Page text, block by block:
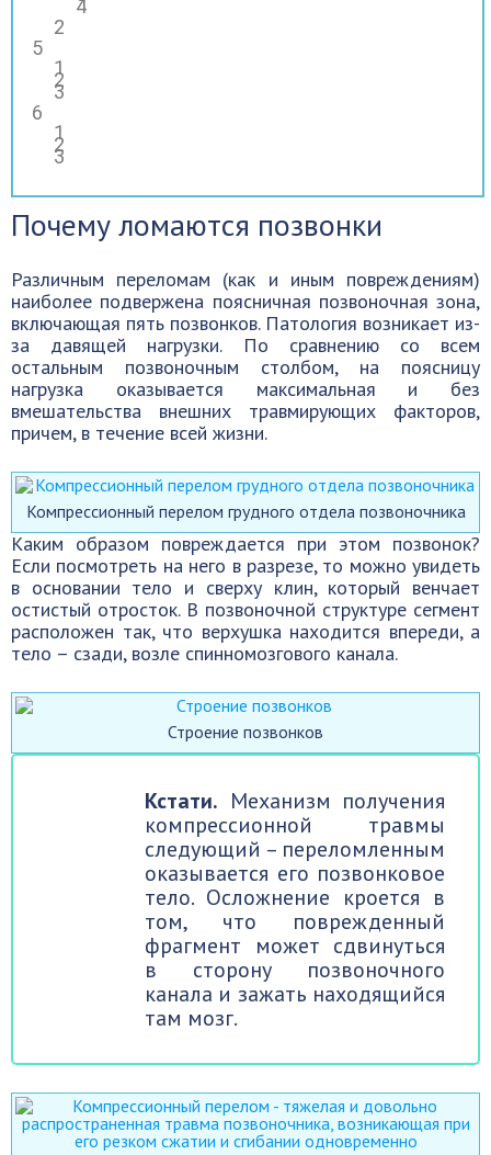
Почему ломаются позвонки
Различным переломам (как и иным повреждениям)
наиболее подвержена поясничная позвоночная зона,
включающая пять позвонков. Патология возникает из-
за давящей нагрузки. По сравнению со всем
остальным позвоночным столбом, на поясницу
нагрузка оказывается максимальная и без
вмешательства внешних травмирующих факторов,
причем, в течение всей жизни.
Компрессионный перелом грудного отдела позвоночника
Каким образом повреждается при этом позвонок?
Если посмотреть на него в разрезе, то можно увидеть
в основании тело и сверху клин, который венчает
остистый отросток. В позвоночной структуре сегмент
расположен так, что верхушка находится впереди, а
тело – сзади, возле спинномозгового канала.
Строение позвонков
Кстати. Механизм получения
компрессионной травмы
следующий – переломленным
оказывается его позвонковое
тело. Осложнение кроется в
том, что поврежденный
фрагмент может сдвинуться
в сторону позвоночного
канала и зажать находящийся
там мозг.